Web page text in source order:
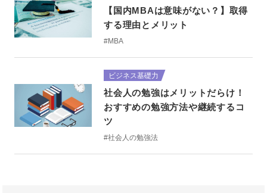
【国内MBAは意味がない？】取得
する理由とメリット
#MBA
ビジネス基礎力
社会人の勉強はメリットだらけ！
おすすめの勉強方法や継続するコ
ツ
#社会人の勉強法